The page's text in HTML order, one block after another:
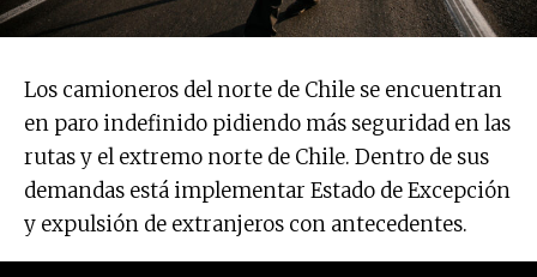
Los camioneros del norte de Chile se encuentran
en paro indefinido pidiendo más seguridad en las
rutas y el extremo norte de Chile. Dentro de sus
demandas está implementar Estado de Excepción
y expulsión de extranjeros con antecedentes.